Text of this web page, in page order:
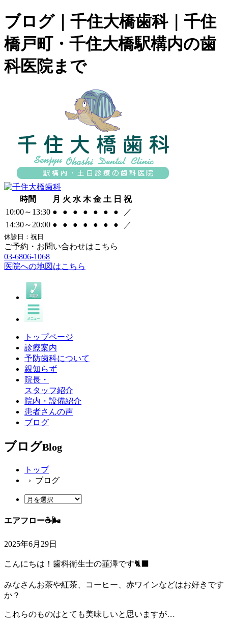
ブログ｜千住大橋歯科｜千住
橋戸町・千住大橋駅構内の歯
科医院まで
時間 月 火 水 木 金 土 日 祝
10:00～13:30 ● ● ● ● ● ● ●
／
14:30～20:00 ● ● ● ● ● ● ● ／
休診日：祝日
ご予約・お問い合わせはこちら
03-6806-1068
医院への地図はこちら
トップページ
診療案内
予防歯科について
親知らず
院長・
スタッフ紹介
院内・設備紹介
患者さんの声
ブログ
ブログBlog
トップ
› ブログ
エアフロー☕️🌬️
2025年6月29日
こんにちは！歯科衛生士の韮澤です🐈‍⬛
みなさんお茶や紅茶、コーヒー、赤ワインなどはお好きです
か？
これらのものはとても美味しいと思いますが…